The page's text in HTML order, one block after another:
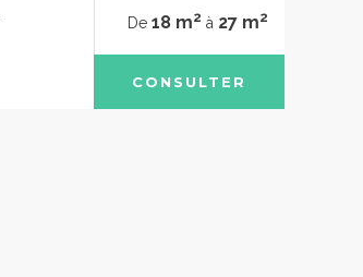
De 18 m2 à 27 m2
CONSULTER